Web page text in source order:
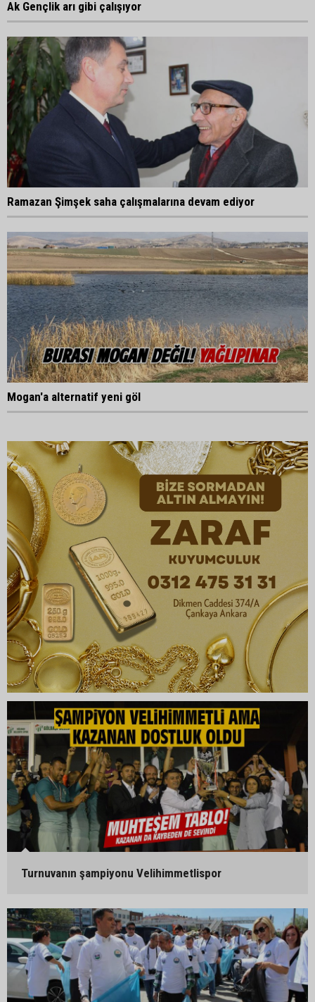
Ak Gençlik arı gibi çalışıyor
Ramazan Şimşek saha çalışmalarına devam ediyor
Mogan'a alternatif yeni göl
Turnuvanın şampiyonu Velihimmetlispor